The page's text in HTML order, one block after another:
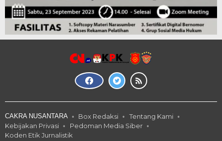
CAKRA NUSANTARA Box Redaksi
Tentang Kami
Kebijakan Privasi
Pedoman Media Siber
Koden Etik Jurnalistik